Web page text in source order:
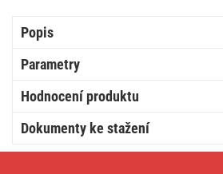
Popis
Parametry
Hodnocení produktu
Dokumenty ke stažení